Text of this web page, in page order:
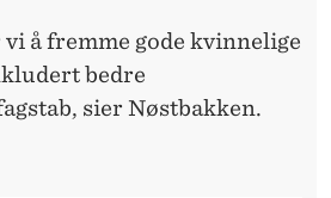
å fremme gode kvinnelige
bedre
sier Nøstbakken.